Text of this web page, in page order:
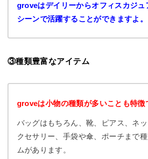
groveはデイリーからオフィスカジュ
シーンで活躍することができますよ。
③種類豊富なアイテム
groveは小物の種類が多いことも特徴
バッグはもちろん、靴、ピアス、ネ
クセサリー、手袋や傘、ポーチまで
ムがあります。